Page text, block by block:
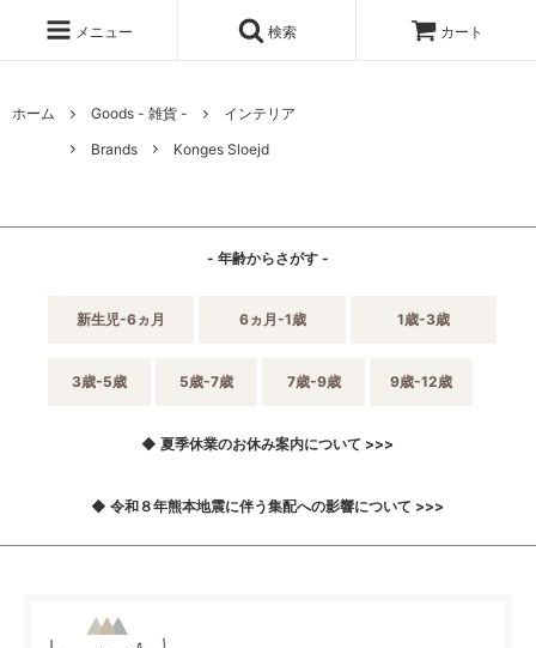
メニュー 検索 カート
ホーム Goods - 雑貨 -
インテリア
Brands
Konges Sloejd
- 年齢からさがす -
新生児-6ヵ月 6ヵ月-1歳 1歳-3歳
3歳-5歳 5歳-7歳 7歳-9歳 9歳-12歳
◆ 夏季休業のお休み案内について >>>
◆ 令和８年熊本地震に伴う集配への影響について >>>